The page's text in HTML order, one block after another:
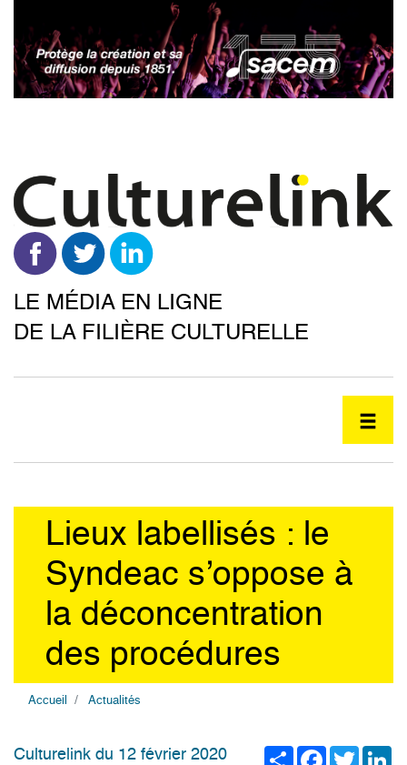
contenu
principal
LE MÉDIA EN LIGNE
DE LA FILIÈRE CULTURELLE
Lieux labellisés : le
Syndeac s’oppose à
la déconcentration
des procédures
Accueil Actualités
ShareFacebook
Twitter
Culturelink du 12 février 2020